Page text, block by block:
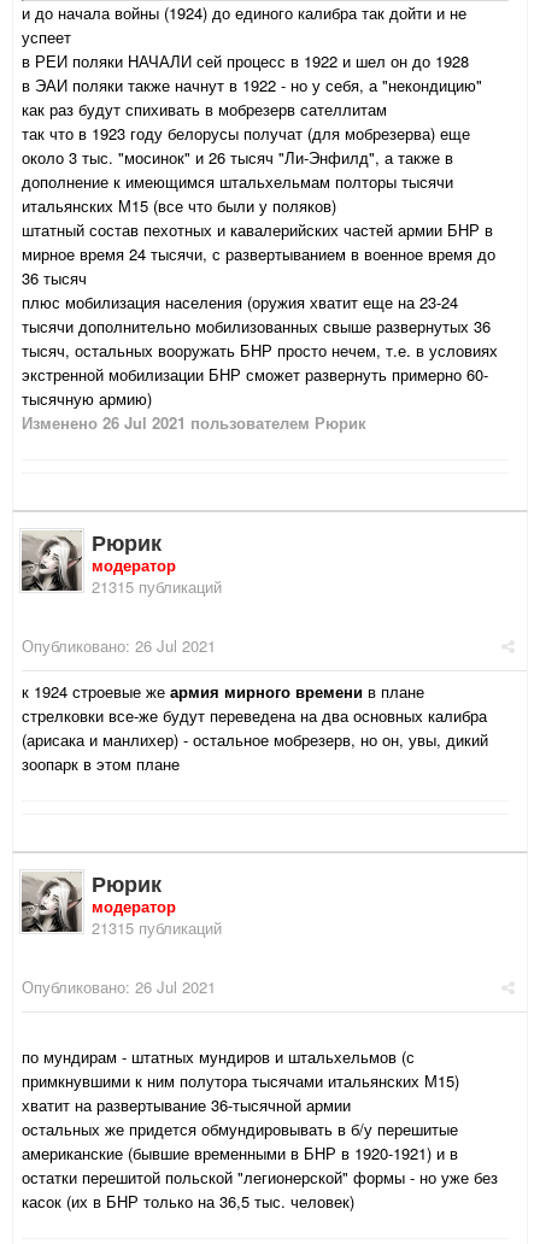
и до начала войны (1924) до единого калибра так дойти и не
успеет
в РЕИ поляки НАЧАЛИ сей процесс в 1922 и шел он до 1928
в ЭАИ поляки также начнут в 1922 - но у себя, а "некондицию"
как раз будут спихивать в мобрезерв сателлитам
так что в 1923 году белорусы получат (для мобрезерва) еще
около 3 тыс. "мосинок" и 26 тысяч "Ли-Энфилд", а также в
дополнение к имеющимся штальхельмам полторы тысячи
итальянских М15 (все что были у поляков)
штатный состав пехотных и кавалерийских частей армии БНР в
мирное время 24 тысячи, с развертыванием в военное время до
36 тысяч
плюс мобилизация населения (оружия хватит еще на 23-24
тысячи дополнительно мобилизованных свыше развернутых 36
тысяч, остальных вооружать БНР просто нечем, т.е. в условиях
экстренной мобилизации БНР сможет развернуть примерно 60-
тысячную армию)
Изменено 26 Jul 2021 пользователем Рюрик
Рюрик
модератор
21315 публикаций
Опубликовано: 26 Jul 2021
к 1924 строевые же армия мирного времени в плане
стрелковки все-же будут переведена на два основных калибра
(арисака и манлихер) - остальное мобрезерв, но он, увы, дикий
зоопарк в этом плане
Рюрик
модератор
21315 публикаций
Опубликовано: 26 Jul 2021
по мундирам - штатных мундиров и штальхельмов (с
примкнувшими к ним полутора тысячами итальянских М15)
хватит на развертывание 36-тысячной армии
остальных же придется обмундировывать в б/у перешитые
американские (бывшие временными в БНР в 1920-1921) и в
остатки перешитой польской "легионерской" формы - но уже без
касок (их в БНР только на 36,5 тыс. человек)